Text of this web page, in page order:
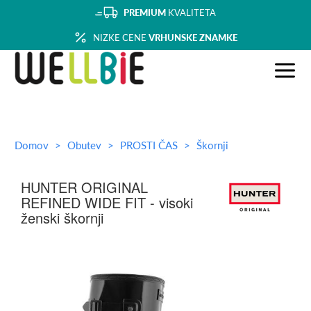
PREMIUM KVALITETA
NIZKE CENE VRHUNSKE ZNAMKE
Domov Obutev PROSTI ČAS Škornji
HUNTER ORIGINAL
REFINED WIDE FIT - visoki
ženski škornji